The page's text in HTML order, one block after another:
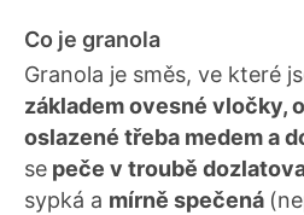
Co je granola
Granola je směs, ve které
základem ovesné vločky,
oslazené třeba medem a
se peče v troubě
sypká a mírně spečená